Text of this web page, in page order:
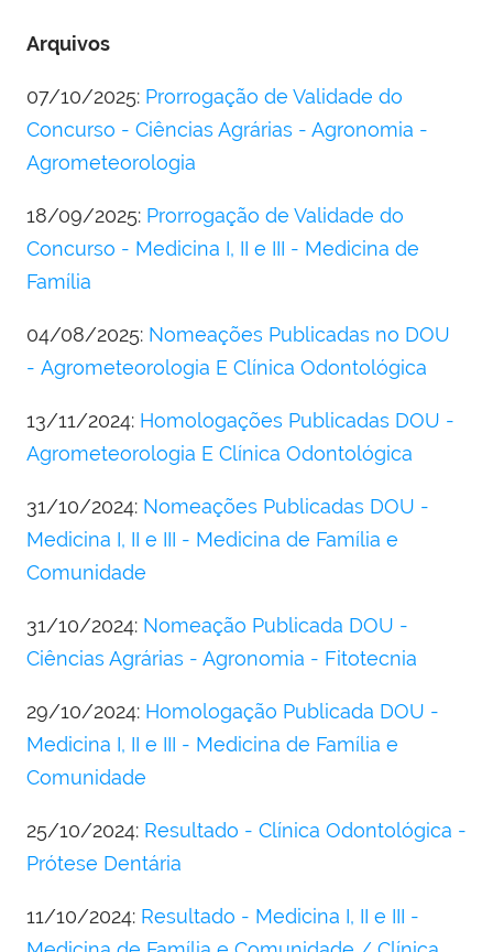
Arquivos
07/10/2025: Prorrogação de Validade do
Concurso - Ciências Agrárias - Agronomia -
Agrometeorologia
18/09/2025: Prorrogação de Validade do
Concurso - Medicina I, II e III - Medicina de
Família
04/08/2025: Nomeações Publicadas no DOU
- Agrometeorologia E Clínica Odontológica
13/11/2024: Homologações Publicadas DOU -
Agrometeorologia E Clínica Odontológica
31/10/2024: Nomeações Publicadas DOU -
Medicina I, II e III - Medicina de Família e
Comunidade
31/10/2024: Nomeação Publicada DOU -
Ciências Agrárias - Agronomia - Fitotecnia
29/10/2024: Homologação Publicada DOU -
Medicina I, II e III - Medicina de Família e
Comunidade
25/10/2024: Resultado - Clínica Odontológica -
Prótese Dentária
11/10/2024: Resultado - Medicina I, II e III -